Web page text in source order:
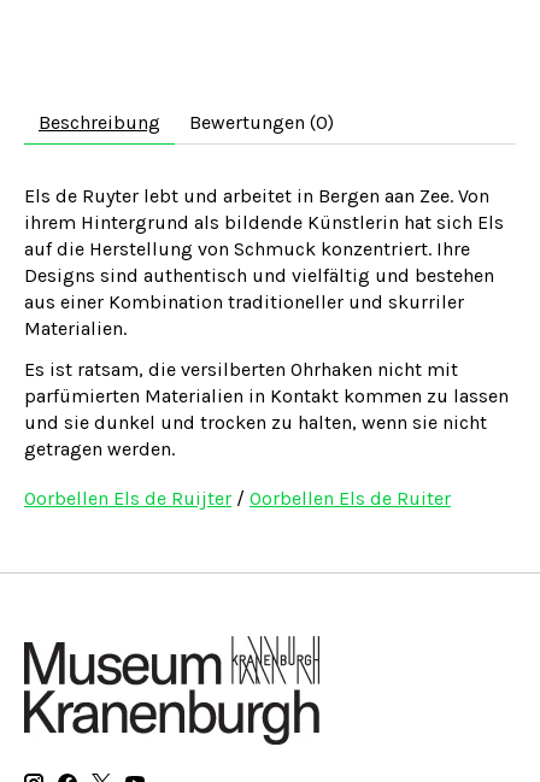
Beschreibung Bewertungen (0)
Els de Ruyter lebt und arbeitet in Bergen aan Zee. Von
ihrem Hintergrund als bildende Künstlerin hat sich Els
auf die Herstellung von Schmuck konzentriert. Ihre
Designs sind authentisch und vielfältig und bestehen
aus einer Kombination traditioneller und skurriler
Materialien.
Es ist ratsam, die versilberten Ohrhaken nicht mit
parfümierten Materialien in Kontakt kommen zu lassen
und sie dunkel und trocken zu halten, wenn sie nicht
getragen werden.
Oorbellen Els de Ruijter / Oorbellen Els de Ruiter